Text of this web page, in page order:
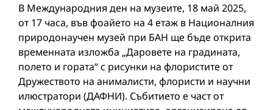
В Международния ден на музеите, 18 май 2025,
от 17 часа, във фоайето на 4 етаж в Националния
природонаучен музей при БАН ще бъде открита
временната изложба „Даровете на градината,
полето и гората“ с рисунки на флористите от
Дружеството на анималисти, флористи и научни
илюстратори (ДАФНИ). Събитието е част от